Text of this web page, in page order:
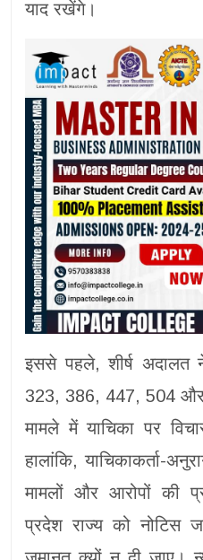
याद रखेंगे।
इससे पहले, शीर्ष अदालत
323, 386, 447, 504
मामले में याचिका पर
हालांकि, याचिकाकर्ता-
मामलों और आरोपों की
प्रदेश राज्य को नोटिस